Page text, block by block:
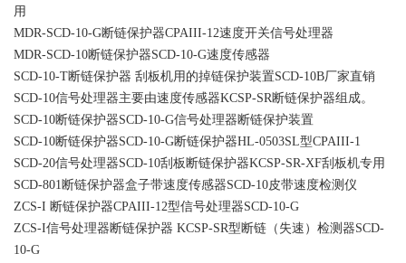
用
MDR-SCD-10-G断链保护器CPAIII-12速度开关信号处理器
MDR-SCD-10断链保护器SCD-10-G速度传感器
SCD-10-T断链保护器 刮板机用的掉链保护装置SCD-10B厂家直销
SCD-10信号处理器主要由速度传感器KCSP-SR断链保护器组成。
SCD-10断链保护器SCD-10-G信号处理器断链保护装置
SCD-10断链保护器SCD-10-G断链保护器HL-0503SL型CPAIII-1
SCD-20信号处理器SCD-10刮板断链保护器KCSP-SR-XF刮板机专用
SCD-801断链保护器盒子带速度传感器SCD-10皮带速度检测仪
ZCS-I 断链保护器CPAIII-12型信号处理器SCD-10-G
ZCS-I信号处理器断链保护器 KCSP-SR型断链（失速）检测器SCD-
10-G